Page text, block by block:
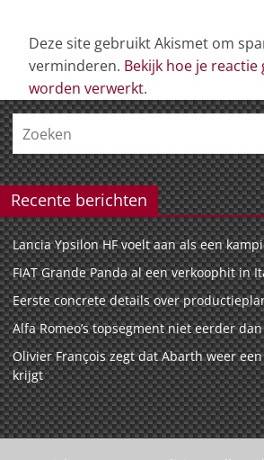
Deze site gebruikt Akismet om
verminderen. Bekijk hoe je reactie
worden verwerkt.
Recente berichten
Lancia Ypsilon HF voelt aan als een
FIAT Grande Panda al een verkoophit in
Eerste concrete details over
Alfa Romeo’s topsegment niet eerder
Olivier François zegt dat Abarth weer
krijgt